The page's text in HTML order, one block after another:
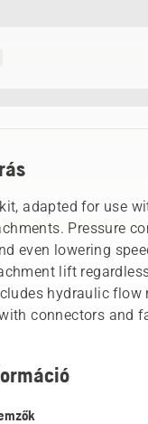
adapted for use
Pressure
even lowering
lift
hydraulic flow
connectors and